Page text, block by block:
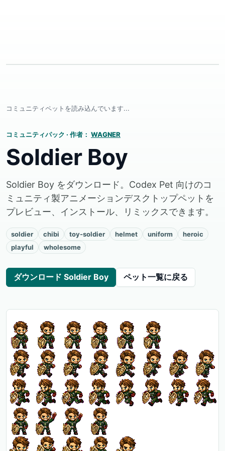
コミュニティペットを読み込んでいます...
コミュニティパック · 作者： WAGNER
Soldier Boy
Soldier Boy をダウンロード。Codex Pet 向けのコ
ミュニティ製アニメーションデスクトップペットを
プレビュー、インストール、リミックスできます。
soldier chibi toy-soldier helmet uniform
heroic
playful
wholesome
ダウンロード Soldier Boy ペット一覧に戻る